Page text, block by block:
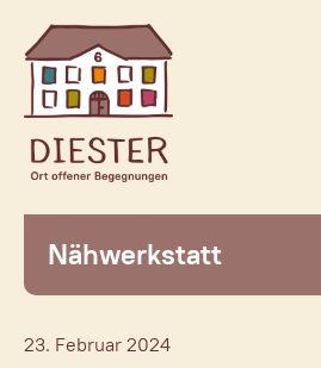
Was bei uns sonst noch so los ist…
Nähwerkstatt
23. Februar 2024